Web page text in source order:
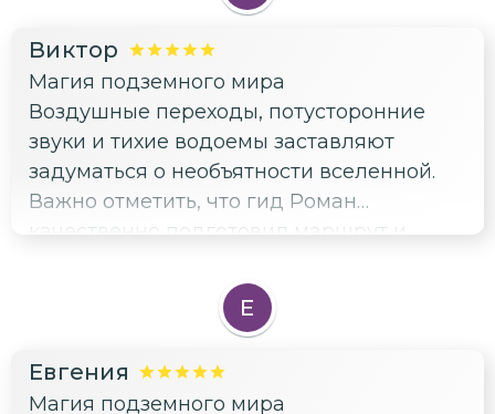
Виктор
Магия подземного мира
Воздушные переходы, потусторонние
звуки и тихие водоемы заставляют
задуматься о необъятности вселенной.
Важно отметить, что гид Роман
качественно подготовил маршрут и
Е
Евгения
Магия подземного мира